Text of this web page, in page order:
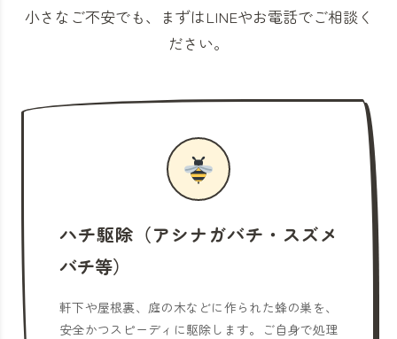
小さなご不安でも、まずはLINEやお電話でご相談く
ださい。
ハチ駆除（アシナガバチ・スズメ
バチ等）
軒下や屋根裏、庭の木などに作られた蜂の巣を、
安全かつスピーディに駆除します。ご自身で処理